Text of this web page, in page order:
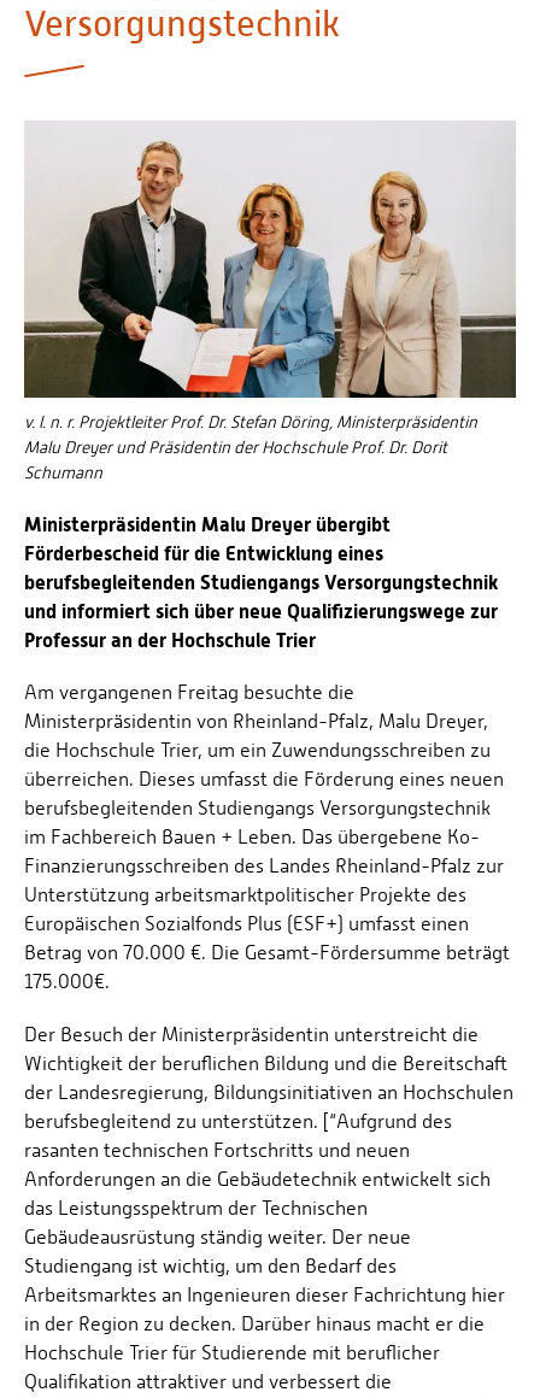
Personalvertretungen
Schwerbehindertenvertretungen
Personalentwicklung
Personensuche
Versorgungstechnik
v. l. n. r. Projektleiter Prof. Dr. Stefan Döring, Ministerpräsidentin
Malu Dreyer und Präsidentin der Hochschule Prof. Dr. Dorit
Schumann
Ministerpräsidentin Malu Dreyer übergibt
Förderbescheid für die Entwicklung eines
berufsbegleitenden Studiengangs Versorgungstechnik
und informiert sich über neue Qualifizierungswege zur
Professur an der Hochschule Trier
Am vergangenen Freitag besuchte die
Ministerpräsidentin von Rheinland-Pfalz, Malu Dreyer,
die Hochschule Trier, um ein Zuwendungsschreiben zu
überreichen. Dieses umfasst die Förderung eines neuen
berufsbegleitenden Studiengangs Versorgungstechnik
im Fachbereich Bauen + Leben. Das übergebene Ko-
Finanzierungsschreiben des Landes Rheinland-Pfalz zur
Unterstützung arbeitsmarktpolitischer Projekte des
Europäischen Sozialfonds Plus (ESF+) umfasst einen
Betrag von 70.000 €. Die Gesamt-Fördersumme beträgt
175.000€.
Der Besuch der Ministerpräsidentin unterstreicht die
Wichtigkeit der beruflichen Bildung und die Bereitschaft
der Landesregierung, Bildungsinitiativen an Hochschulen
berufsbegleitend zu unterstützen. [“Aufgrund des
rasanten technischen Fortschritts und neuen
Anforderungen an die Gebäudetechnik entwickelt sich
das Leistungsspektrum der Technischen
Gebäudeausrüstung ständig weiter. Der neue
Studiengang ist wichtig, um den Bedarf des
Arbeitsmarktes an Ingenieuren dieser Fachrichtung hier
in der Region zu decken. Darüber hinaus macht er die
Hochschule Trier für Studierende mit beruflicher
Qualifikation attraktiver und verbessert die